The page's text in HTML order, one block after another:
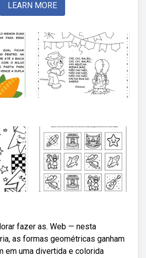
LEARN MORE
fazer as. Web — nesta
as formas geométricas ganham
em uma divertida e colorida